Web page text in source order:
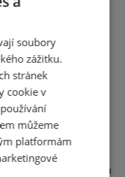
je dlouholetým
Hyundai, KIA,
Mercedes Benz,
kontinentě Ford,
Renault, Peugeot a
na VW Polo.
testů, které
Continentalu v
Kumho, jako jeden z
leteckých pneumatik, a
soubory
zážitku.
stránek
cookie v
můžeme
platformám